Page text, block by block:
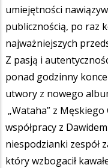
umiejętności
publicznością, po raz
najważniejszych
Z pasją i
ponad godzinny
utwory z nowego
„Wataha” z
współpracy z
niespodzianki zespół
który wzbogacił